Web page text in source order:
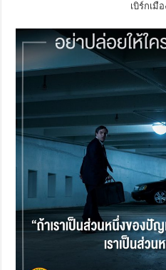
เบิร์กเมื